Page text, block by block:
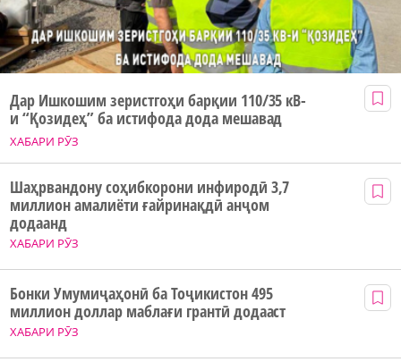
ХАБАРИ РӮЗ
Дар Ишкошим зеристгоҳи барқии 110/35 кВ-
и “Қозидеҳ” ба истифода дода мешавад
ХАБАРИ РӮЗ
Шаҳрвандону соҳибкорони инфиродӣ 3,7
миллион амалиёти ғайринақдӣ анҷом
додаанд
ХАБАРИ РӮЗ
Бонки Умумиҷаҳонӣ ба Тоҷикистон 495
миллион доллар маблағи грантӣ додааст